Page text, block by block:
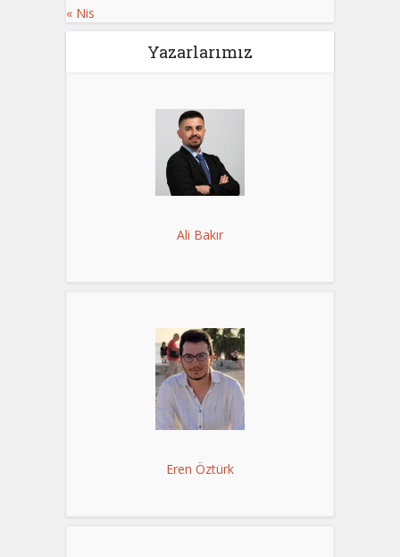
« Nis
Yazarlarımız
Ali Bakır
Eren Öztürk